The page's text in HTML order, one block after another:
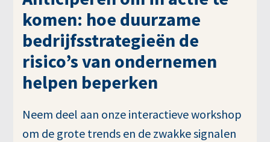
komen: hoe duurzame
bedrijfsstrategieën de
risico’s van ondernemen
helpen beperken
Neem deel aan onze interactieve workshop
om de grote trends en de zwakke signalen